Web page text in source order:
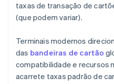
taxas de transação de
(que podem variar).
Terminais modernos
das bandeiras de cartão
compatibilidade e recursos
acarrete taxas padrão de